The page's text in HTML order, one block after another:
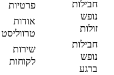
חבילות
נופש
זולות
חבילות
נופש
ברגע
פרטיות
אודות
טרווליסט
שירות
לקוחות